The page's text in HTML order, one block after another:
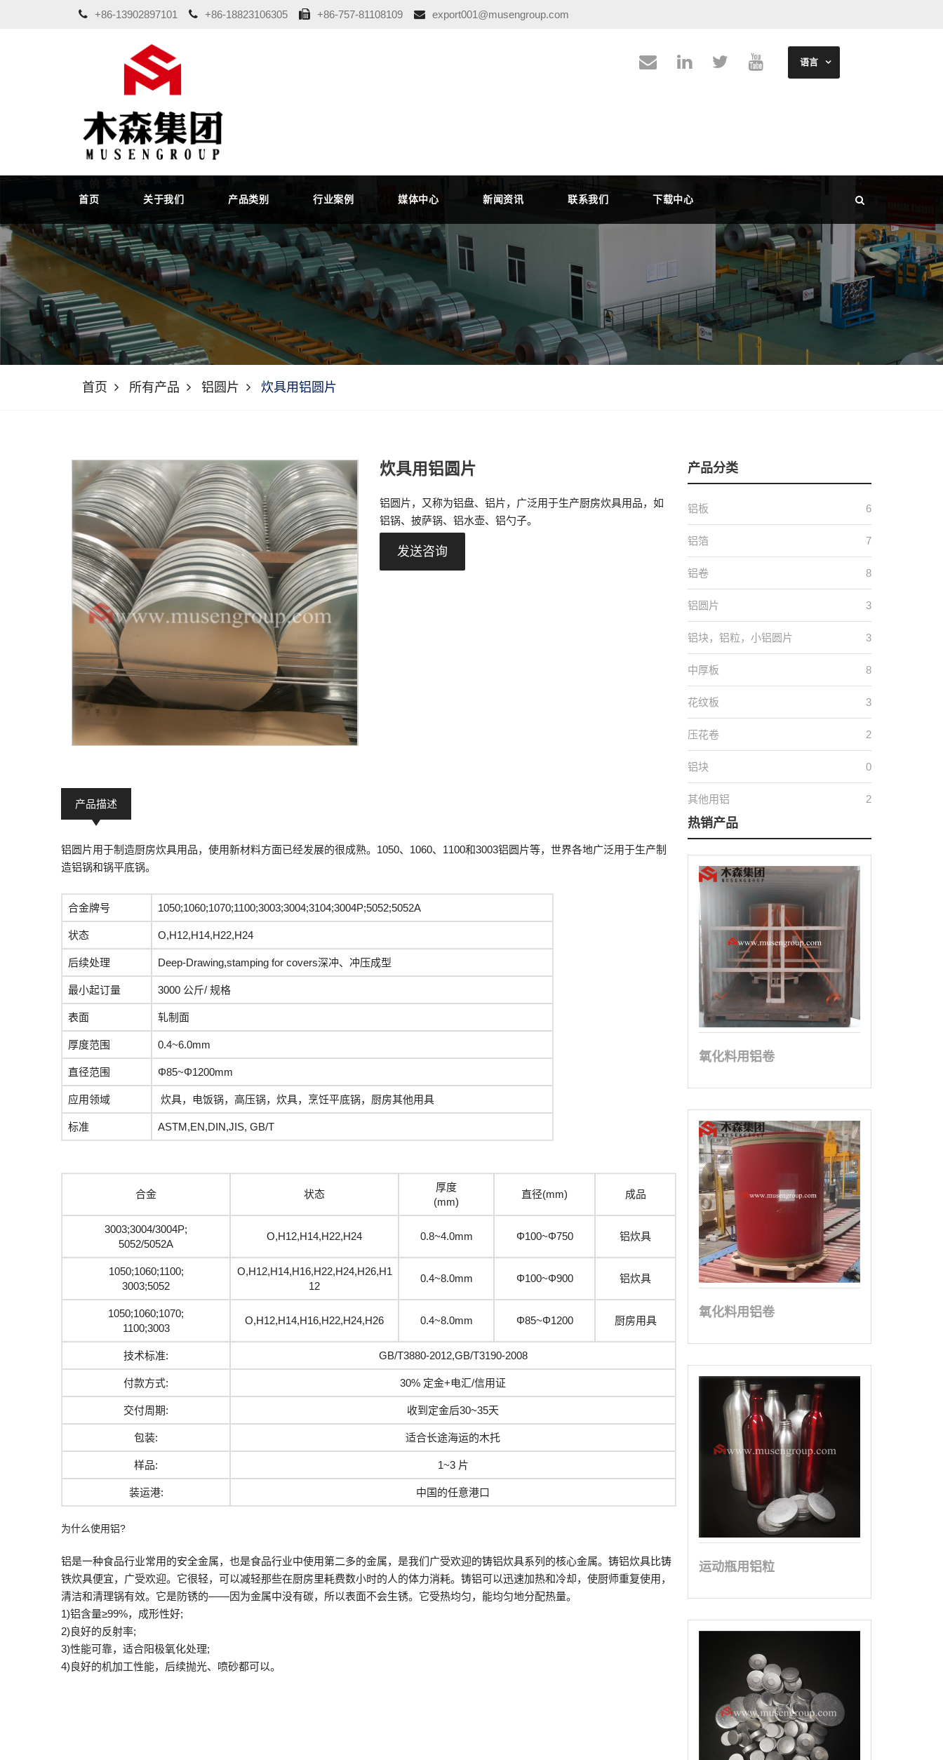
+86-13902897101 +86-18823106305 +86-757-81108109 export001@musengroup.com
语言
首页 关于我们 产品类别 行业案例 媒体中心 新闻资讯 联系我们 下载中心
首页 所有产品 铝圆片 炊具用铝圆片
炊具用铝圆片
铝圆片，又称为铝盘、铝片，广泛用于生产厨房炊具用品，如
铝锅、披萨锅、铝水壶、铝勺子。
发送咨询
产品描述
铝圆片用于制造厨房炊具用品，使用新材料方面已经发展的很成熟。1050、1060、1100和3003铝圆片等，世界各地广泛用于生产制
造铝锅和锅平底锅。
合金牌号 1050;1060;1070;1100;3003;3004;3104;3004P;5052;5052A
状态 O,H12,H14,H22,H24
后续处理 Deep-Drawing,stamping for covers深冲、冲压成型
最小起订量 3000 公斤/ 规格
表面 轧制面
厚度范围 0.4~6.0mm
直径范围 Φ85~Φ1200mm
应用领域 炊具，电饭锅，高压锅，炊具，烹饪平底锅，厨房其他用具
标准 ASTM,EN,DIN,JIS, GB/T
合金 状态
厚度
(mm)
直径(mm) 成品
3003;3004/3004P;
5052/5052A
O,H12,H14,H22,H24 0.8~4.0mm Φ100~Φ750 铝炊具
1050;1060;1100;
3003;5052
O,H12,H14,H16,H22,H24,H26,H1
12
0.4~8.0mm Φ100~Φ900 铝炊具
1050;1060;1070;
1100;3003
O,H12,H14,H16,H22,H24,H26 0.4~8.0mm Φ85~Φ1200 厨房用具
技术标准: GB/T3880-2012,GB/T3190-2008
付款方式: 30% 定金+电汇/信用证
交付周期: 收到定金后30~35天
包装: 适合长途海运的木托
样品: 1~3 片
装运港: 中国的任意港口
为什么使用铝?
铝是一种食品行业常用的安全金属，也是食品行业中使用第二多的金属，是我们广受欢迎的铸铝炊具系列的核心金属。铸铝炊具比铸
铁炊具便宜，广受欢迎。它很轻，可以减轻那些在厨房里耗费数小时的人的体力消耗。铸铝可以迅速加热和冷却，使厨师重复使用，
清洁和清理锅有效。它是防锈的——因为金属中没有碳，所以表面不会生锈。它受热均匀，能均匀地分配热量。
1)铝含量≥99%，成形性好;
2)良好的反射率;
3)性能可靠，适合阳极氧化处理;
4)良好的机加工性能，后续抛光、喷砂都可以。
产品分类
铝板 6
铝箔 7
铝卷 8
铝圆片 3
铝块，铝粒，小铝圆片 3
中厚板 8
花纹板 3
压花卷 2
铝块 0
其他用铝 2
热销产品
氧化料用铝卷
氧化料用铝卷
运动瓶用铝粒